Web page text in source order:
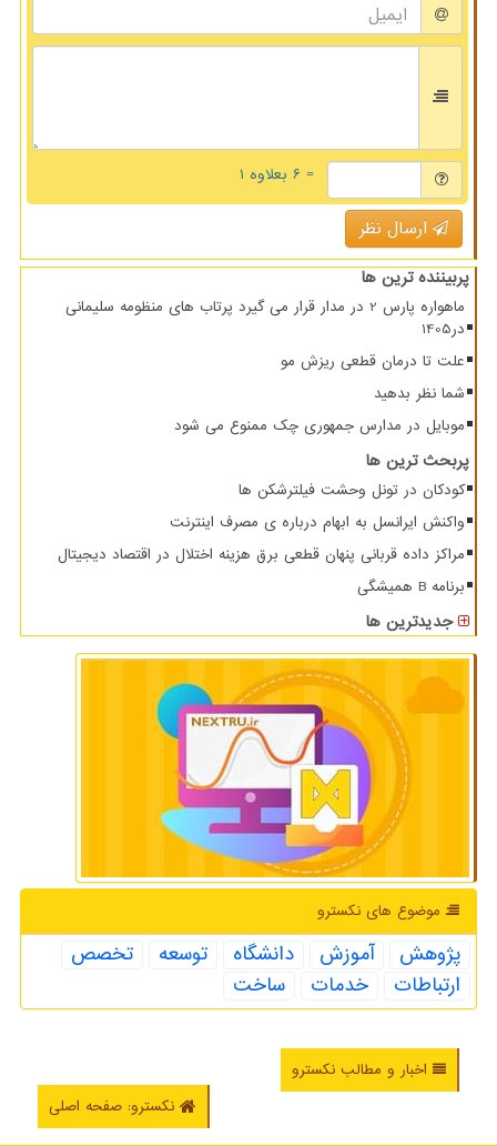
= ۶ بعلاوه ۱
ارسال نظر
پربیننده ترین ها
ماهواره پارس 2 در مدار قرار می گیرد پرتاب های منظومه سلیمانی
در1405
علت تا درمان قطعی ریزش مو
شما نظر بدهید
موبایل در مدارس جمهوری چک ممنوع می شود
پربحث ترین ها
کودکان در تونل وحشت فیلترشکن ها
واکنش ایرانسل به ابهام درباره ی مصرف اینترنت
مراکز داده قربانی پنهان قطعی برق هزینه اختلال در اقتصاد دیجیتال
برنامه B همیشگی
جدیدترین ها
موضوع های نكسترو
پژوهش آموزش دانشگاه توسعه
تخصص
ارتباطات
خدمات ساخت
اخبار و مطالب نکسترو
نکسترو: صفحه اصلی